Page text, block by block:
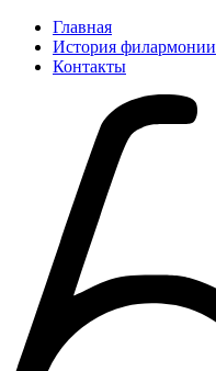
Главная
История филармонии
Контакты